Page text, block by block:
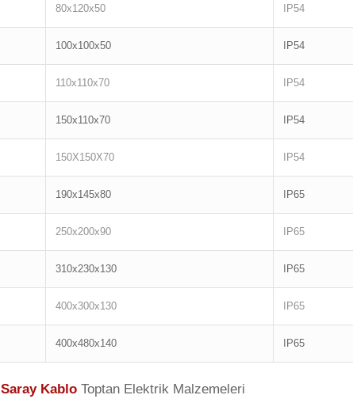
80x120x50 IP54
100x100x50 IP54
110x110x70 IP54
150x110x70 IP54
150X150X70 IP54
190x145x80 IP65
250x200x90 IP65
310x230x130 IP65
400x300x130 IP65
400x480x140 IP65
Saray Kablo Toptan Elektrik Malzemeleri